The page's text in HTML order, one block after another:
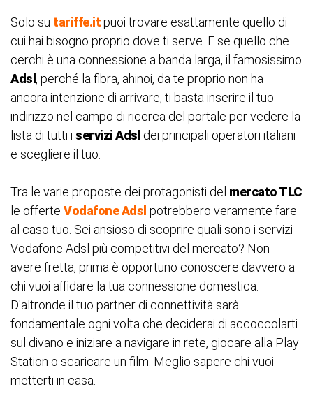
Solo su tariffe.itpuoi trovare esattamente quello di
cui hai bisogno proprio dove ti serve. E se quello che
cerchi è una connessione a banda larga, il famosissimo
Adsl , perché la fibra, ahinoi, da te proprio non ha
ancora intenzione di arrivare, ti basta inserire il tuo
indirizzo nel campo di ricerca del portale per vedere la
lista di tutti i servizi Adsl dei principali operatori italiani
e scegliere il tuo.
Tra le varie proposte dei protagonisti del mercato TLC
le offerte Vodafone Adsl potrebbero veramente fare
al caso tuo. Sei ansioso di scoprire quali sono i servizi
Vodafone Adsl più competitivi del mercato? Non
avere fretta, prima è opportuno conoscere davvero a
chi vuoi affidare la tua connessione domestica.
D'altronde il tuo partner di connettività sarà
fondamentale ogni volta che deciderai di accoccolarti
sul divano e iniziare a navigare in rete, giocare alla Play
Station o scaricare un film. Meglio sapere chi vuoi
metterti in casa.